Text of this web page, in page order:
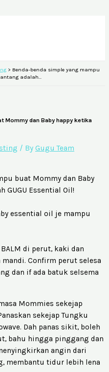
> Benda-benda simple yang mampu
adalah…
Mommy dan Baby happy ketika
/ By Gugu Team
buat Mommy dan Baby
GUGU Essential Oil!
essential oil je mampu
BALM di perut, kaki dan
mandi. Confirm perut selesa
dan if ada batuk selsema
Mommies sekejap
sekejap Tungku
Dah panas sikit, boleh
bahu hingga pinggang dan
angin dari
membantu tidur lebih lena